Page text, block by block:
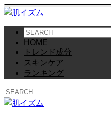
HOME
トレンド成分
スキンケア
ランキング